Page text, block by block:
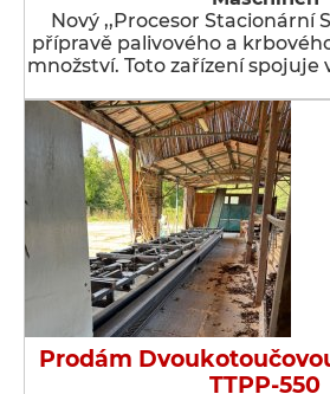
Nový ,,Procesor Stacionární
přípravě palivového a
množství. Toto zařízení spojuje
Prodám
TTPP-550